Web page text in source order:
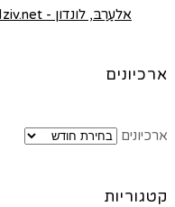
אלעַרַבּ, לונדון - Nziv.net
ארכיונים
ארכיונים
קטגוריות